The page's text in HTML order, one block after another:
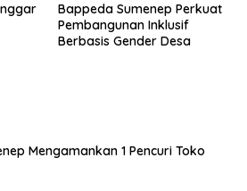
Bappeda Sumenep Perkuat
Pembangunan Inklusif
Berbasis Gender Desa
Mengamankan 1 Pencuri Toko